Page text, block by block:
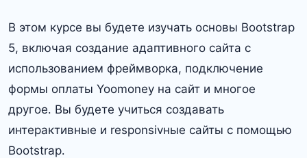
В этом курсе вы будете изучать основы Bootstrap
5, включая создание адаптивного сайта с
использованием фреймворка, подключение
формы оплаты Yoomoney на сайт и многое
другое․ Вы будете учиться создавать
интерактивные и responsivные сайты с помощью
Bootstrap․